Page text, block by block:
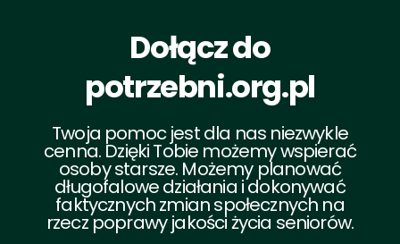
Dołącz do
potrzebni.org.pl
Twoja pomoc jest dla nas niezwykle
cenna. Dzięki Tobie możemy wspierać
osoby starsze. Możemy planować
długofalowe działania i dokonywać
faktycznych zmian społecznych na
rzecz poprawy jakości życia seniorów.